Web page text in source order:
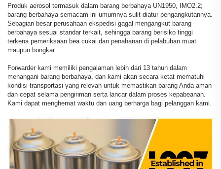
Produk aerosol termasuk dalam barang berbahaya UN1950, IMO2.2;
barang berbahaya semacam ini umumnya sulit diatur pengangkutannya.
Sebagian besar perusahaan ekspedisi gagal mengangkut barang
berbahaya sesuai standar terkait, sehingga barang berisiko tinggi
terkena pemeriksaan bea cukai dan penahanan di pelabuhan muat
maupun bongkar.
Forwarder kami memiliki pengalaman lebih dari 13 tahun dalam
menangani barang berbahaya, dan kami akan secara ketat mematuhi
kondisi transportasi yang relevan untuk memastikan barang Anda aman
dan cepat selama pengiriman serta lancar dalam proses kepabeanan.
Kami dapat menghemat waktu dan uang berharga bagi pelanggan kami.